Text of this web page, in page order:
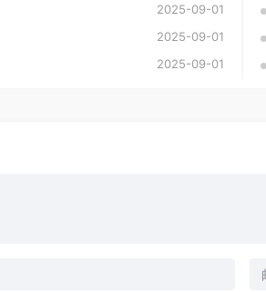
2025-09-01
2025-09-01
2025-09-01